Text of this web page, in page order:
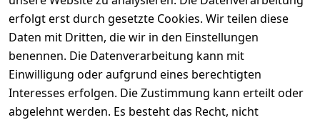
erfolgt erst durch gesetzte Cookies. Wir teilen diese
Daten mit Dritten, die wir in den Einstellungen
benennen. Die Datenverarbeitung kann mit
Einwilligung oder aufgrund eines berechtigten
Interesses erfolgen. Die Zustimmung kann erteilt oder
abgelehnt werden. Es besteht das Recht, nicht
s
r.